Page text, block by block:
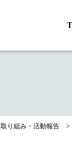
取り組み・活動報告